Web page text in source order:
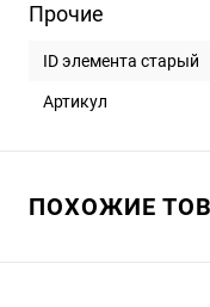
Прочие
ID элемента старый
Артикул
ПОХОЖИЕ